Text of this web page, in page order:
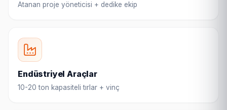
Atanan proje yöneticisi + dedike ekip
Endüstriyel Araçlar
10-20 ton kapasiteli tırlar + vinç